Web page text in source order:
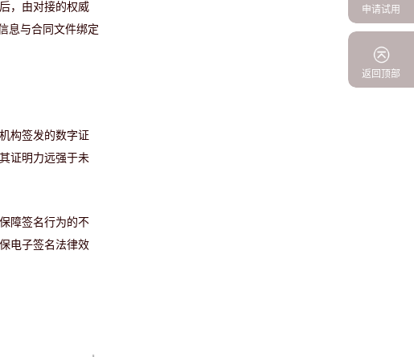
，由对接的权威
息与合同文件绑定
构签发的数字证
证明力远强于未
障签名行为的不
电子签名法律效
申请试用
返回顶部